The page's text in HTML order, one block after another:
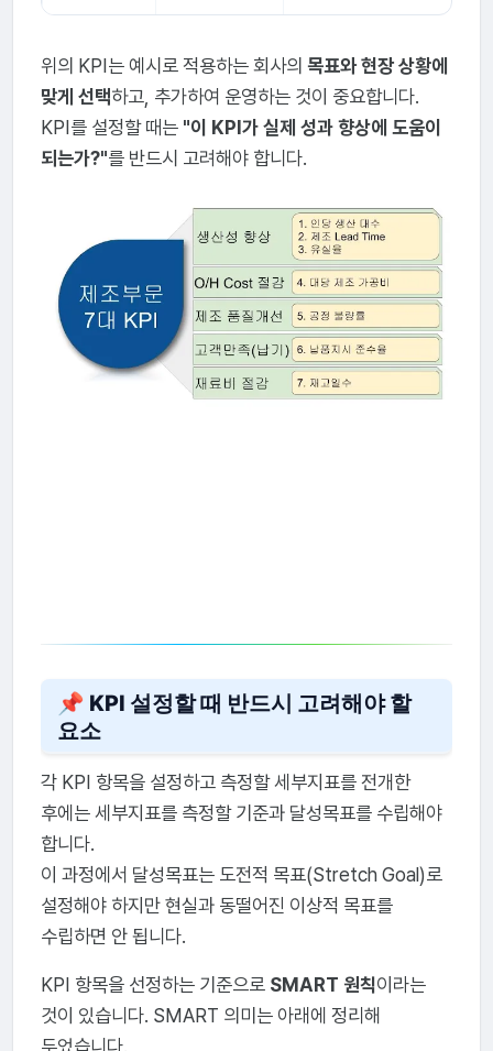
위의 KPI는 예시로 적용하는 회사의 목표와 현장 상황에
맞게 선택하고, 추가하여 운영하는 것이 중요합니다.
KPI를 설정할 때는 "이 KPI가 실제 성과 향상에 도움이
되는가?"를 반드시 고려해야 합니다.
📌 KPI 설정할 때 반드시 고려해야 할
요소
각 KPI 항목을 설정하고 측정할 세부지표를 전개한
후에는 세부지표를 측정할 기준과 달성목표를 수립해야
합니다.
이 과정에서 달성목표는 도전적 목표(Stretch Goal)로
설정해야 하지만 현실과 동떨어진 이상적 목표를
수립하면 안 됩니다.
KPI 항목을 선정하는 기준으로 SMART 원칙이라는
것이 있습니다. SMART 의미는 아래에 정리해
두었습니다.